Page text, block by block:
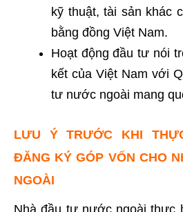
kỹ thuật, tài sản khác
bằng đồng Việt Nam.
Hoạt động đầu tư nói
kết của Việt Nam với
tư nước ngoài mang
LƯU Ý TRƯỚC KHI
ĐĂNG KÝ GÓP VỐN CHO
NGOÀI
Nhà đầu tư nước ngoài thực